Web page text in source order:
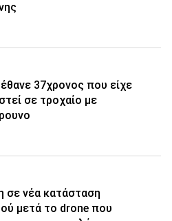
37χρονος που είχε
σε τροχαίο με
σε νέα κατάσταση
μετά το drone που